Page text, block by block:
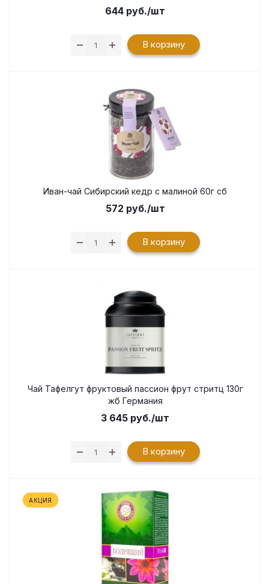
644 руб./шт
В корзину
Иван-чай Сибирский кедр с малиной 60г сб
572 руб./шт
В корзину
Чай Тафелгут фруктовый пассион фрут стритц 130г
жб Германия
3 645 руб./шт
В корзину
АКЦИЯ